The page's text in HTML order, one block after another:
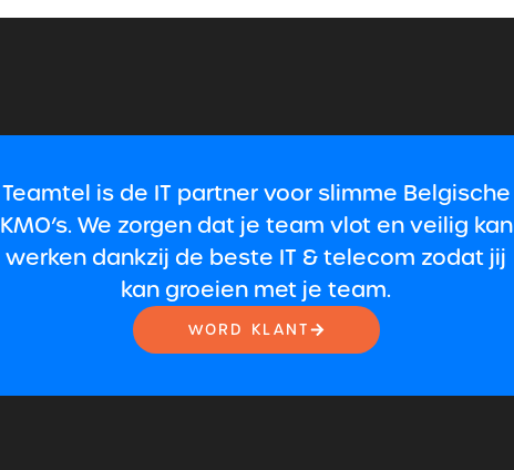
Teamtel is de IT partner voor slimme Belgische
KMO’s. We zorgen dat je team vlot en veilig kan
werken dankzij de beste IT & telecom zodat jij
kan groeien met je team.
WORD KLANT